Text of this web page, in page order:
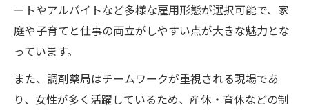
ートやアルバイトなど多様な雇用形態が選択可能で、家
庭や子育てと仕事の両立がしやすい点が大きな魅力とな
っています。
また、調剤薬局はチームワークが重視される現場であ
り、女性が多く活躍しているため、産休・育休などの制